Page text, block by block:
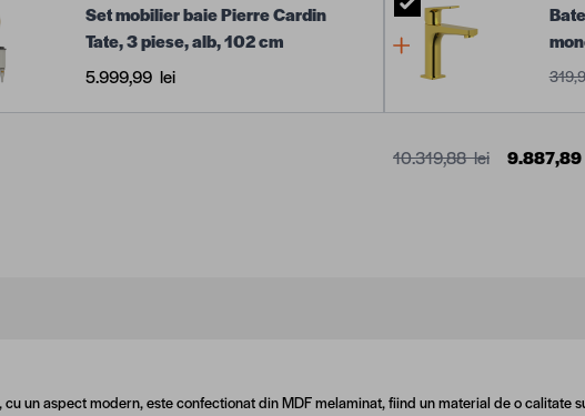
Set mobilier baie Pierre Cardin
Tate, 3 piese, alb, 102 cm
5.999,99 lei
10.319,88 lei
cu un aspect modern, este confectionat din MDF melaminat, fiind un material de o calitate